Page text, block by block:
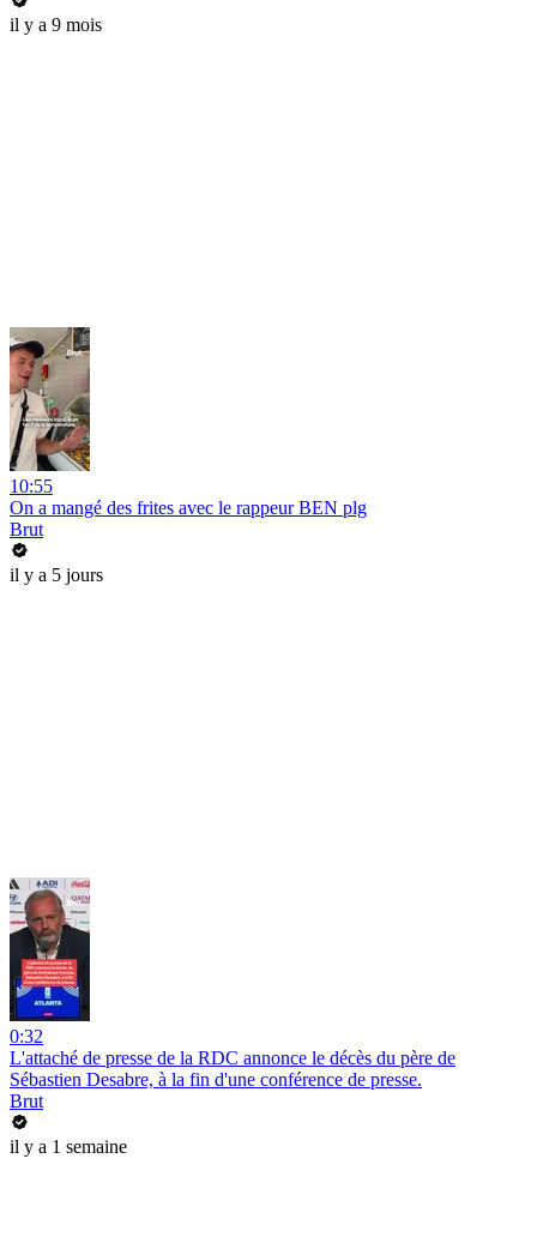
il y a 9 mois
10:55
On a mangé des frites avec le rappeur BEN plg
Brut
il y a 5 jours
0:32
L'attaché de presse de la RDC annonce le décès du père de
Sébastien Desabre, à la fin d'une conférence de presse.
Brut
il y a 1 semaine